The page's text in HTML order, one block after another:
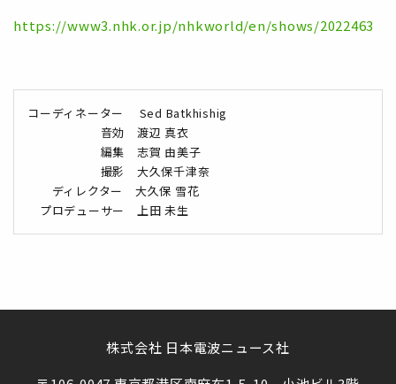
https://www3.nhk.or.jp/nhkworld/en/shows/2022463
コーディネーター Sed Batkhishig
音効 渡辺 真衣
編集 志賀 由美子
撮影 大久保千津奈
ディレクター 大久保 雪花
プロデューサー 上田 未生
株式会社 日本電波ニュース社